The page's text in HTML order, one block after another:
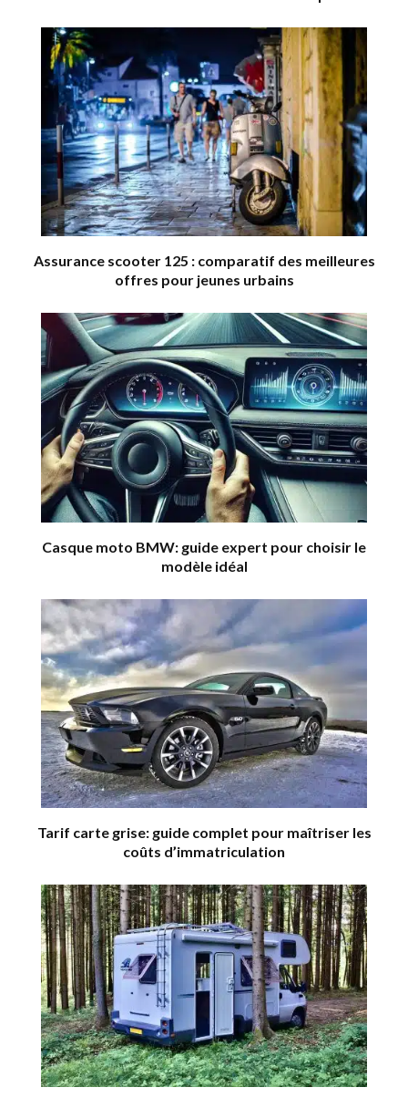
Assurance scooter 125 : comparatif des meilleures
offres pour jeunes urbains
Casque moto BMW: guide expert pour choisir le
modèle idéal
Tarif carte grise: guide complet pour maîtriser les
coûts d’immatriculation